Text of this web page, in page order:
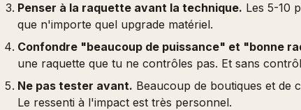
Penser à la raquette avant la technique. Les 5-10
que n'importe quel upgrade matériel.
Confondre "beaucoup de puissance" et "bonne
une raquette que tu ne contrôles pas. Et sans
Ne pas tester avant. Beaucoup de boutiques et de
Le ressenti à l'impact est très personnel.